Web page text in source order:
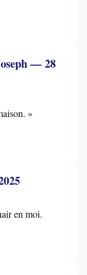
— 28
»
en moi.